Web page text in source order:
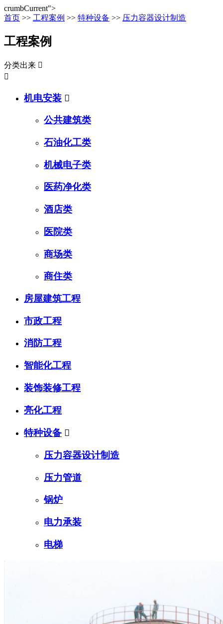
crumbCurrent">
首页 >> 工程案例 >> 特种设备 >> 压力容器设计制造
工程案例
分类出来 

机电安装 
公共建筑类
石油化工类
机械电子类
医药净化类
酒店类
医院类
商场类
商住类
房屋建筑工程
市政工程
消防工程
智能化工程
装饰装修工程
亮化工程
特种设备 
压力容器设计制造
压力管道
锅炉
电力承装
电梯